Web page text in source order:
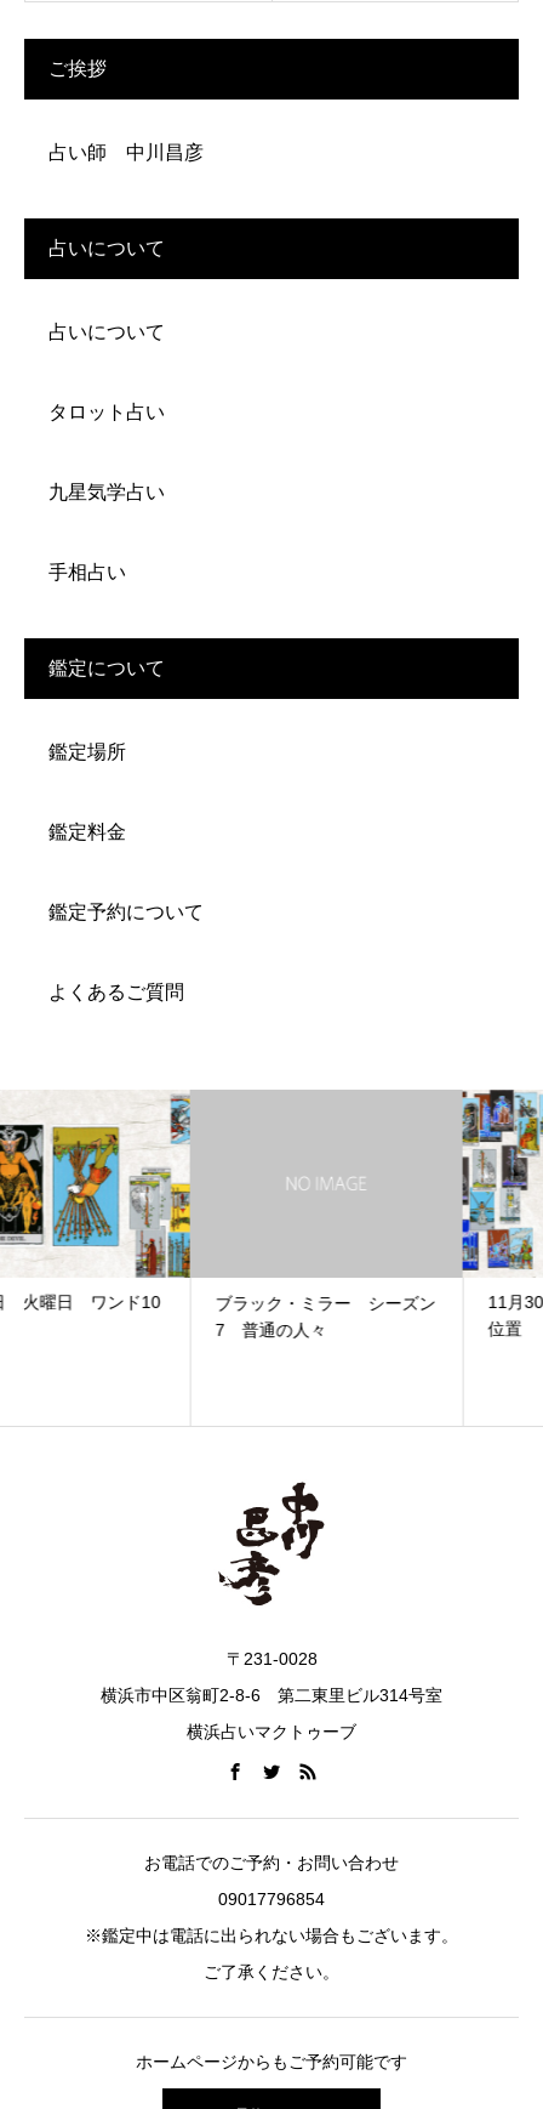
ご挨拶
占い師 中川昌彦
占いについて
占いについて
タロット占い
九星気学占い
手相占い
鑑定について
鑑定場所
鑑定料金
鑑定予約について
よくあるご質問
ブラック・ミラー シーズン
11月30日 水曜日 ワンド10逆
位置
〒231-0028
横浜市中区翁町2-8-6 第二東里ビル314号室
横浜占いマクトゥーブ
お電話でのご予約・お問い合わせ
09017796854
※鑑定中は電話に出られない場合もございます。
ご了承ください。
ホームページからもご予約可能です